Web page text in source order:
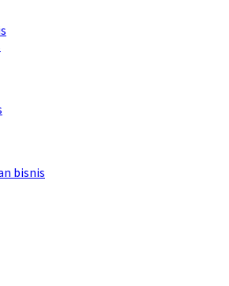
bisnis